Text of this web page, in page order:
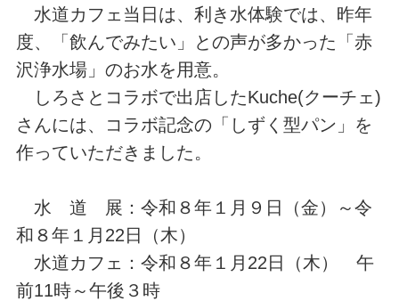
水道カフェ当日は、利き水体験では、昨年
度、「飲んでみたい」との声が多かった「赤
沢浄水場」のお水を用意。
しろさとコラボで出店したKuche(クーチェ)
さんには、コラボ記念の「しずく型パン」を
作っていただきました。
水 道 展：令和８年１月９日（金）～令
和８年１月22日（木）
水道カフェ：令和８年１月22日（木） 午
前11時～午後３時